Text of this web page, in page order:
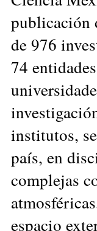
publicación
de 976
74
institutos,
país, en
complejas
espacio